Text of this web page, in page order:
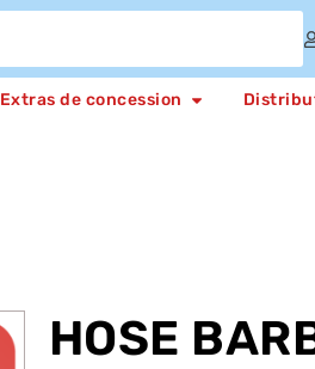
Extras de concession
HOSE